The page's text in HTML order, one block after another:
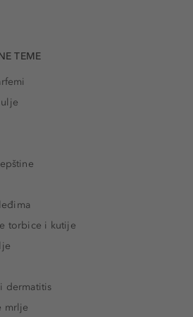
TEME
torbice i kutije
dermatitis
mrlje